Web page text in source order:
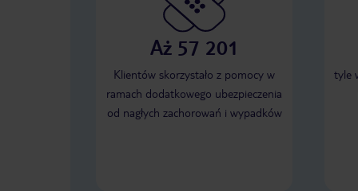
Aż 57 201
Klientów skorzystało z pomocy w
ramach dodatkowego ubezpieczenia
od nagłych zachorowań i wypadków
tyle